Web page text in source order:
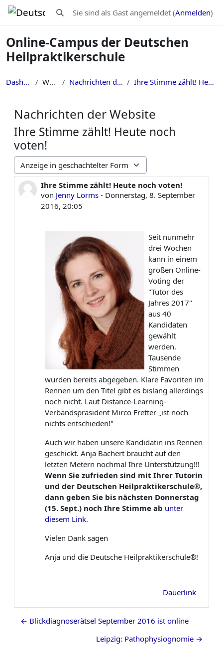
Zum Hauptinhalt
Sucheingabe umschalten
Sie sind als Gast angemeldet (Anmelden)
Online-Campus der Deutschen
Heilpraktikerschule
Dashboard Website Nachrichten der Website Ihre Stimme zählt! Heute noch voten!
Nachrichten der Website
Ihre Stimme zählt! Heute noch
voten!
Anzeigemodus
Ihre Stimme zählt! Heute noch voten!
von Jenny Lorms - Donnerstag, 8. September
2016, 20:05
Anzahl Antworten: 0
Seit nunmehr
drei Wochen
kann in einem
großen Online-
Voting der
"Tutor des
Jahres 2017"
aus 40
Kandidaten
gewählt
werden.
Tausende
Stimmen
wurden bereits abgegeben. Klare Favoriten im
Rennen um den Titel gibt es bislang allerdings
noch nicht. Laut Distance-Learning-
Verbandspräsident Mirco Fretter „ist noch
nichts entschieden!"
Auch wir haben unsere Kandidatin ins Rennen
geschickt. Anja Bachert braucht auf den
letzten Metern nochmal Ihre Unterstützung!!!
Wenn Sie zufrieden sind mit Ihrer Tutorin
und der Deutschen Heilpraktikerschule®,
dann geben Sie bis nächsten Donnerstag
(15. Sept.) noch Ihre Stimme ab unter
diesem Link.
Vielen Dank sagen
Anja und die Deutsche Heilpraktikerschule®!
Dauerlink
← Blickdiagnoserätsel September 2016 ist online
Leipzig: Pathophysiognomie →